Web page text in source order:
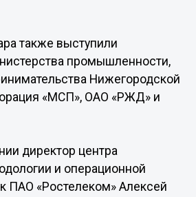
также выступили
промышленности,
Нижегородской
«МСП», ОАО «РЖД» и
директор центра
и операционной
ПАО «Ростелеком» Алексей